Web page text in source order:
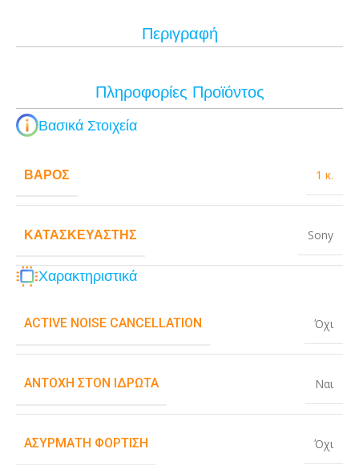
Περιγραφή
Πληροφορίες Προϊόντος
Βασικά Στοιχεία
ΒΆΡΟΣ 1 κ.
ΚΑΤΑΣΚΕΥΑΣΤΉΣ Sony
Χαρακτηριστικά
ACTIVE NOISE CANCELLATION Όχι
ΑΝΤΟΧΉ ΣΤΟΝ ΙΔΡΏΤΑ Ναι
ΑΣΎΡΜΑΤΗ ΦΌΡΤΙΣΗ Όχι